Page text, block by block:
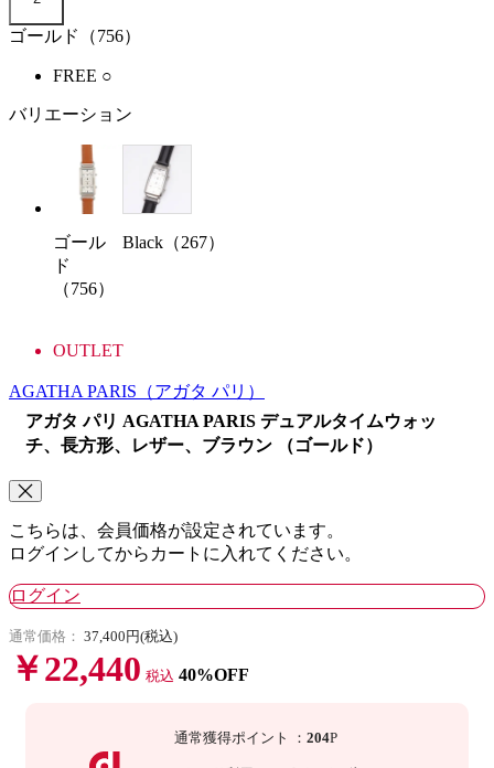
ゴールド（756）
FREE ○
バリエーション
ゴール
ド
（756）
Black（267）
OUTLET
AGATHA PARIS （アガタ パリ）
アガタ パリ AGATHA PARIS デュアルタイムウォッ
チ、長方形、レザー、ブラウン （ゴールド）
こちらは、会員価格が設定されています。
ログインしてからカートに入れてください。
ログイン
通常価格： 37,400円(税込)
￥22,440 税込 40%OFF
通常獲得ポイント ： 204P